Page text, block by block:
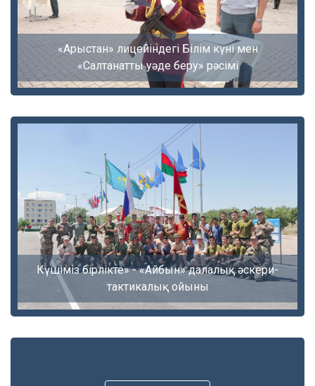
«Арыстан» лицейіндегі Білім күні мен
«Салтанатты уәде беру» рәсімі
Күшіміз бірлікте» - «Айбын» далалық әскери-
тактикалық ойыны